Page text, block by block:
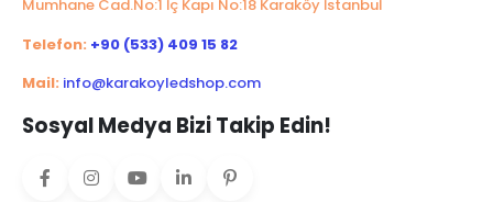
Mumhane Cad.No:1 İç Kapı No:18 Karaköy İstanbul
Telefon: +90 (533) 409 15 82
Mail: info@karakoyledshop.com
Sosyal Medya Bizi Takip Edin!